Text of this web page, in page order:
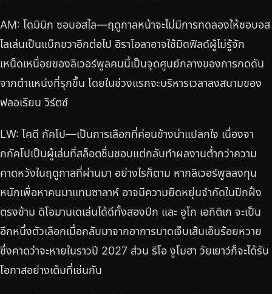
AM: โดมินิก ซอบอสไล—ฤดูกาลหน้าจะไม่มีการทดลองให้ซอบอส
ไลเล่นเป็นแบ็กขวาอีกต่อไป อิราโอลาอาจใช้มิดฟิลด์ผู้ไม่รู้จัก
เหน็ดเหนื่อยของลิเวอร์พูลคนนี้เป็นจุดศูนย์กลางของการกดดัน
จากตำแหน่งที่รุกขึ้น โดยในช่วงแรกจะบริหารเวลาลงสนามของ
ฟลอเรียน วิร์ตซ์
LW: โคดี กัคโป—เป็นการเลือกที่ค่อนข้างน่าแปลกใจ เนื่องจา
กกัคโปเป็นผู้เล่นที่สล็อตชื่นชอบแต่กลับทำผลงานต่ำกว่าความ
คาดหวังในฤดูกาลที่ผ่านมา อย่างไรก็ตาม หากลิเวอร์พูลลงทุน
หนักเพื่อหาคนมาแทนซาลาห์ อาจมีความยืดหยุ่นจำกัดในปีกฝั่ง
ตรงข้าม ดิโอมานเดเล่นได้ดีทั้งสองปีก และ อูโก เอกิติเก จะเป็น
อีกหนึ่งตัวเลือกเมื่อกลับมาจากอาการบาดเจ็บเส้นเอ็นร้อยหวาย
ซึ่งคาดว่าจะหายในราวปี 2027 ส่วน ริโอ งูโมฮา วัยเยาว์ก็จะได้รับ
โอกาสอย่างเต็มที่เช่นกัน